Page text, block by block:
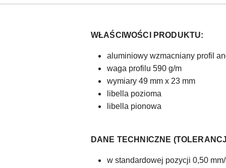
WŁAŚCIWOŚCI PRODUKTU:
aluminiowy wzmacniany profil
waga profilu 590 g/m
wymiary 49 mm x 23 mm
libella pozioma
libella pionowa
DANE TECHNICZNE
w standardowej pozycji 0,50